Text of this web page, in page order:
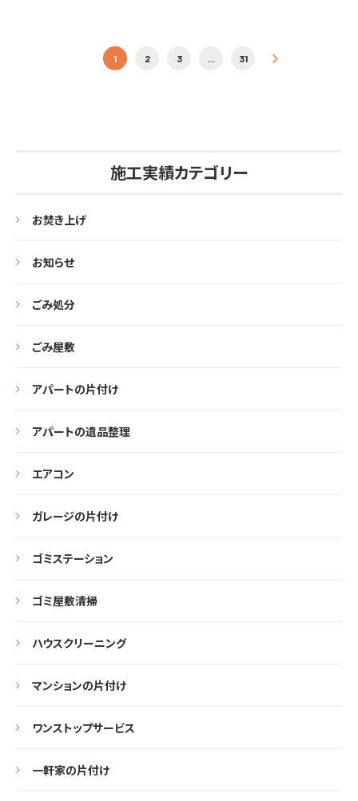
投稿ナビゲーション
1 2 3 31 »
施工実績カテゴリー
お焚き上げ
お知らせ
ごみ処分
ごみ屋敷
アパートの片付け
アパートの遺品整理
エアコン
ガレージの片付け
ゴミステーション
ゴミ屋敷清掃
ハウスクリーニング
マンションの片付け
ワンストップサービス
一軒家の片付け